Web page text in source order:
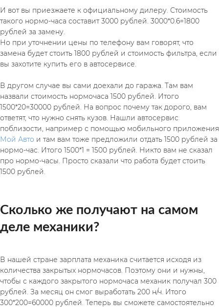
И вот вы приезжаете к официальному дилеру. Стоимость
такого нормо-часа составит 3000 рублей. 3000*0.6=1800
рублей за замену.
Но при уточнении цены по телефону вам говорят, что
замена будет стоить 1800 рублей и стоимость фильтра, если
вы захотите купить его в автосервисе.
В другом случае вы сами доехали до гаража. Там вам
назвали стоимость нормочаса 1500 рублей. Итого
1500*20=30000 рублей. На вопрос почему так дорого, вам
ответят, что нужно снять кузов. Нашли автосервис
Мой Авто и там вам тоже предложили отдать 1500 рублей за
нормо-час. Итого 1500*1 = 1500 рублей. Никто вам не сказал
про нормо-часы. Просто сказали что работа будет стоить
1500 рублей.
Сколько же получают на самом
деле механики?
В нашей стране зарплата механика считается исходя из
количества закрытых нормочасов. Поэтому они и нужны,
чтобы с каждого закрытого нормочаса механик получал 300
рублей. За месяц он смог выработать 200 н/ч. Итого
300*200=60000 рублей. Теперь вы сможете самостоятельно